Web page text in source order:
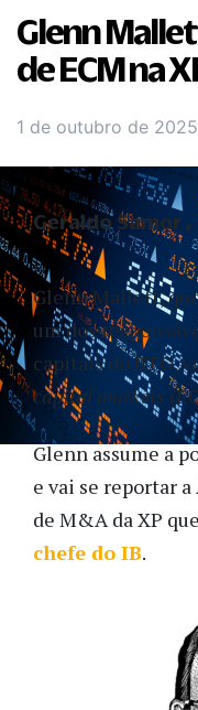
Glenn
de ECM na
1 de outubro de 2025
Glenn Mallett,
um dos
capitais do BTG,
capital markets
Glenn assume a
e vai se reportar
de M&A da XP
chefe do IB.
Geraldo Samor